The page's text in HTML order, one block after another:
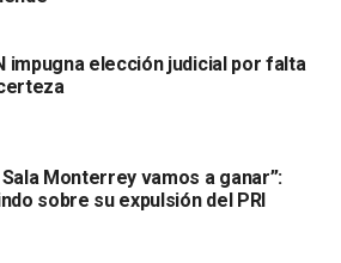
oro, plata, cobre y zinc.
impugna elección judicial por falta
Sala Monterrey vamos a ganar”:
sobre su expulsión del PRI